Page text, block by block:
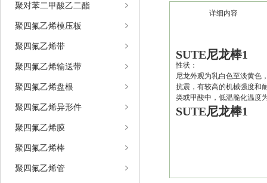
聚对苯二甲酸乙二酯
聚四氟乙烯模压板
聚四氟乙烯带
聚四氟乙烯输送带
聚四氟乙烯盘根
聚四氟乙烯异形件
聚四氟乙烯膜
聚四氟乙烯棒
聚四氟乙烯管
详细内容
SUTE尼龙棒1
性状：
尼龙外观为乳白色至淡黄色
抗震，有较高的机械强度和
类或甲酸中，低温脆化温度
SUTE尼龙棒1